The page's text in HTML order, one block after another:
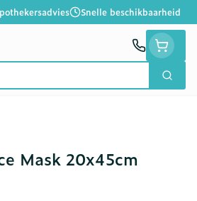
Snelle beschikbaarheid
Zoek
Mask 20x45cm